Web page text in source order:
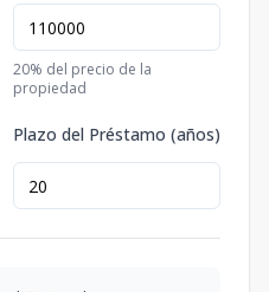
20% del precio de la
propiedad
Plazo del Préstamo (años)